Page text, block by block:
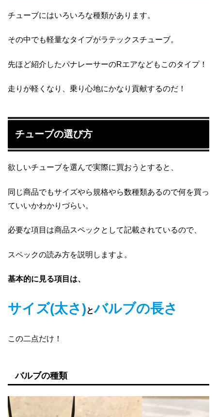
チューブにはいろいろな種類があります。
その中でも軽量なタイプがラテックスチューブ。
先ほど紹介したパナレーサーのRエアなどもこのタイプ！
走りが軽くなり、乗り心地にかなり貢献するのだ！
チューブの選び方
欲しいチューブを選んで実際に買おうとすると、
同じ商品でもサイズやら規格やら数種類あるので何を買っ
ていいかわかりづらい。
必要な項目は商品スペックとして記載されているので、
スペックの読み方を説明しますよ。
基本的に見る項目は、
サイズ(太さ)とバルブの長さ
この二点だけ！
バルブの種類